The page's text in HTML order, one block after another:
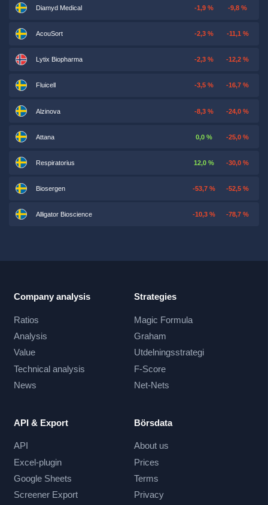
Diamyd Medical -1,9 % -9,8 %
AcouSort -2,3 % -11,1 %
Lytix Biopharma -2,3 % -12,2 %
Fluicell -3,5 % -16,7 %
Alzinova -8,3 % -24,0 %
Attana 0,0 % -25,0 %
Respiratorius 12,0 % -30,0 %
Biosergen -53,7 % -52,5 %
Alligator Bioscience -10,3 % -78,7 %
Company analysis
Ratios
Analysis
Value
Technical analysis
News
Strategies
Magic Formula
Graham
Utdelningsstrategi
F-Score
Net-Nets
API & Export
API
Excel-plugin
Google Sheets
Screener Export
Börsdata
About us
Prices
Terms
Privacy